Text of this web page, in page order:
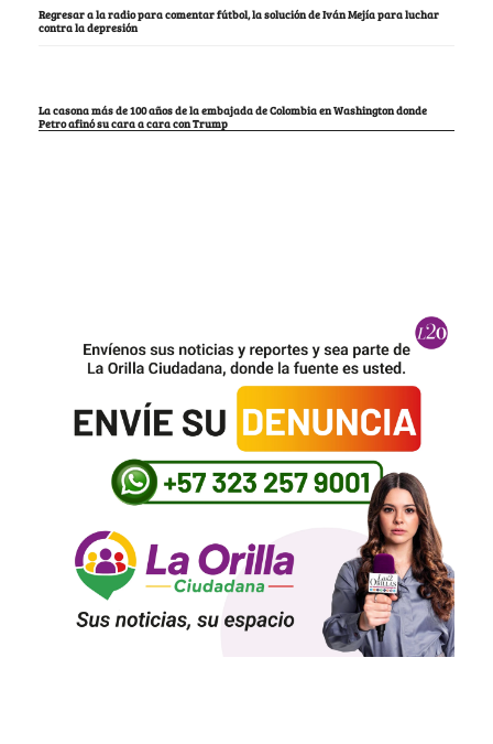
Regresar a la radio para comentar fútbol, la solución de Iván Mejía para luchar
contra la depresión
La casona más de 100 años de la embajada de Colombia en Washington donde
Petro afinó su cara a cara con Trump